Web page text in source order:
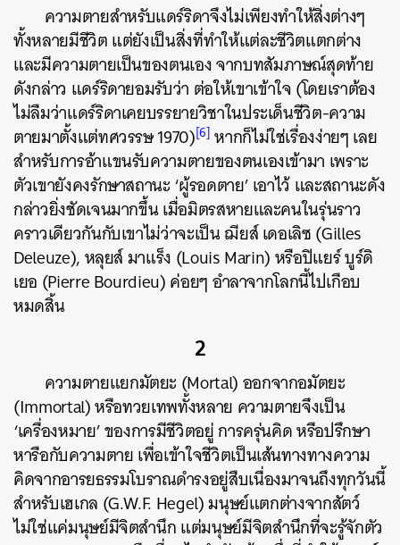
ความตายสำหรับแดร์ริดาจึงไม่เพียงทำให้สิ่งต่างๆ
ทั้งหลายมีชีวิต แต่ยังเป็นสิ่งที่ทำให้แต่ละชีวิตแตกต่าง
และมีความตายเป็นของตนเองจากบทสัมภาษณ์สุดท้าย
ดังกล่าว แดร์ริดายอมรับว่า ต่อให้เขาเข้าใจ (โดยเราต้อง
ไม่ลืมว่าแดร์ริดาเคยบรรยายวิชาในประเด็นชีวิต-ความ
ตายมาตั้งแต่ทศวรรษ 1970)[6] หากก็ไม่ใช่เรื่องง่ายๆ เลย
สำหรับการอ้าแขนรับความตายของตนเองเข้ามา เพราะ
ตัวเขายังคงรักษาสถานะ ‘ผู้รอดตาย’ เอาไว้ และสถานะดัง
กล่าวยิ่งชัดเจนมากขึ้น เมื่อมิตรสหายและคนในรุ่นราว
คราวเดียวกันกับเขาไม่ว่าจะเป็น ฌียส์ เดอเลิซ (Gilles
Deleuze), หลุยส์ มาแร็ง (Louis Marin) หรือปิแยร์ บูร์ดิ
เยอ (Pierre Bourdieu) ค่อยๆ อำลาจากโลกนี้ไปเกือบ
หมดสิ้น
2
ความตายแยกมัตยะ (Mortal) ออกจากอมัตยะ
(Immortal) หรือทวยเทพทั้งหลาย ความตายจึงเป็น
‘เครื่องหมาย’ ของการมีชีวิตอยู่ การครุ่นคิด หรือปรึกษา
หารือกับความตาย เพื่อเข้าใจชีวิตเป็นเส้นทางทางความ
คิดจากอารยธรรมโบราณดำรงอยู่สืบเนื่องมาจนถึงทุกวันนี้
สำหรับเฮเกล (G.W.F. Hegel) มนุษย์แตกต่างจากสัตว์
ไม่ใช่แค่มนุษย์มีจิตสำนึก แต่มนุษย์มีจิตสำนึกที่จะรู้จักตัว